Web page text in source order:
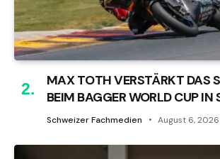
MAX TOTH VERSTÄRKT DAS
BEIM BAGGER WORLD CUP IN
Schweizer Fachmedien August 6, 2026